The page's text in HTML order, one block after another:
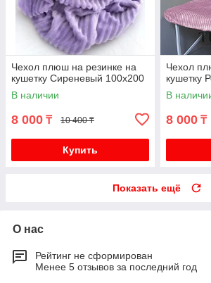
Чехол плюш на резинке на
кушетку Сиреневый 100х200
В наличии
8 000 ₸ 10 400 ₸
Купить
Чехол
кушетку
В
8 000 ₸
Показать ещё
О нас
Рейтинг не сформирован
Менее 5 отзывов за последний год